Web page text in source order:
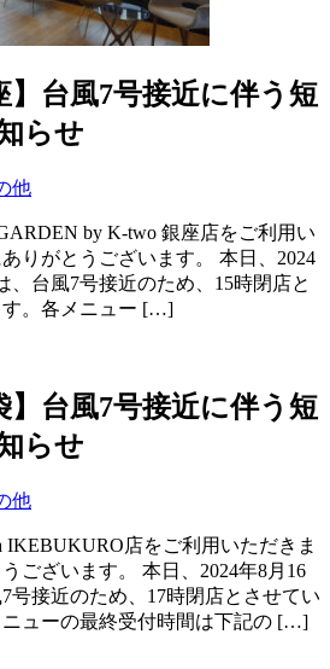
】台風7号接近に伴う短
らせ
他
by K-two 銀座店をご利用い
りがとうございます。 本日、2024
、台風7号接近のため、15時閉店と
す。各メニュー […]
】台風7号接近に伴う短
らせ
他
IKEBUKURO店をご利用いただきま
ございます。 本日、2024年8月16
号接近のため、17時閉店とさせてい
ューの最終受付時間は下記の […]